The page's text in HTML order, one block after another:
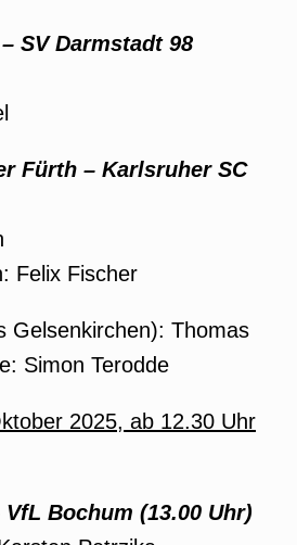
SV Darmstadt 98
Fürth – Karlsruher SC
Felix Fischer
Gelsenkirchen): Thomas
Simon Terodde
2025, ab 12.30 Uhr
Bochum (13.00 Uhr)